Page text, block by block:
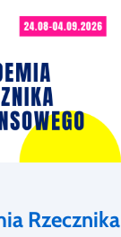
Rzecznika